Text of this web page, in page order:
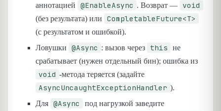
аннотацией
@EnableAsync . Возврат — void
(без результата) или CompletableFuture<T>
(с результатом и ошибкой).
Ловушки
@Async : вызов через this
не
срабатывает (нужен отдельный бин); ошибка из
void -метода теряется (задайте
AsyncUncaughtExceptionHandler ).
Для @Async
под нагрузкой заведите